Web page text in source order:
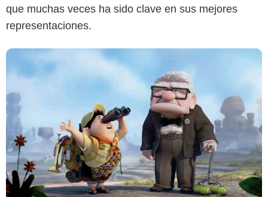
que muchas veces ha sido clave en sus mejores
representaciones.